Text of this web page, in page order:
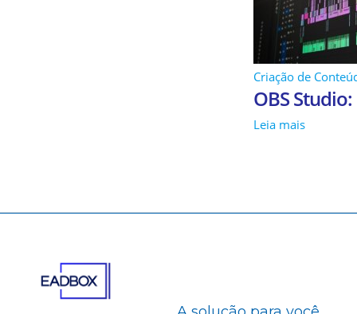
Criação de
OBS
Leia mais